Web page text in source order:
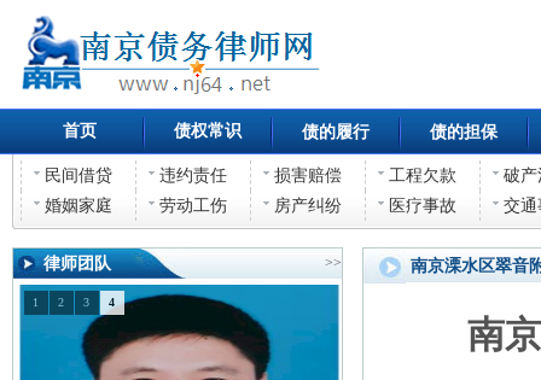
首页 债权常识 债的履行 债的担保
民间借贷 违约责任 损害赔偿 工程欠款
破产
婚姻家庭
劳动工伤 房产纠纷 医疗事故 交通
律师团队 >>
1 2 3 4
南京溧水区翠音
南